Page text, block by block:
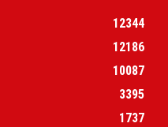
12344
12186
10087
3395
1737